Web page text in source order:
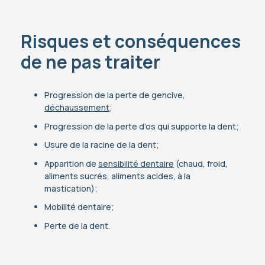
Risques et conséquences
de ne pas traiter
Progression de la perte de gencive,
déchaussement;
Progression de la perte d’os qui supporte la dent;
Usure de la racine de la dent;
Apparition de sensibilité dentaire (chaud, froid,
aliments sucrés, aliments acides, à la
mastication);
Mobilité dentaire;
Perte de la dent.